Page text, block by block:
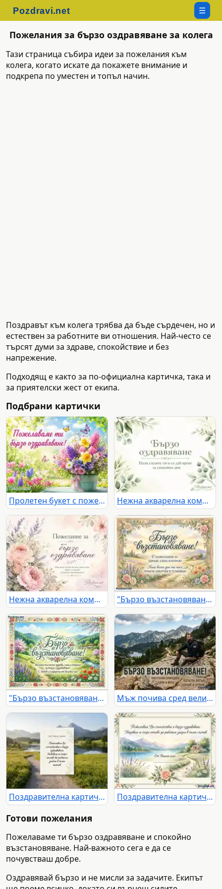
☰
Пожелания за бързо оздравяване за колега
Тази страница събира идеи за пожелания към
колега, когато искате да покажете внимание и
подкрепа по уместен и топъл начин.
Поздравът към колега трябва да бъде сърдечен, но и
естествен за работните ви отношения. Най-често се
търсят думи за здраве, спокойствие и без
напрежение.
Подходящ е както за по-официална картичка, така и
за приятелски жест от екипа.
Подбрани картички
Пролетен букет с пожелание за бързо оздравяване Нежна акварелна композиция с послание „Бързо оздравяване“
Нежна акварелна композиция с цветя и надпис „Пожелание за бързо оздравяване“ "Бързо възстановяване" картичка с акварелен пейзаж, цветя и пожелания за здраве и усмивки.
"Бързо възстановяване" картичка с пролетен пейзаж, български мотиви и цветя. Мъж почива сред величествена планинска панорама с езеро, символизираща бързо възстановяване и сила от природата.
Поздравителна картичка за бързо оздравяване с планински пейзаж и пожелание за колега. Поздравителна картичка с акварелен пейзаж и пожелание за бързо оздравяване от екип.
Готови пожелания
Пожелаваме ти бързо оздравяване и спокойно
възстановяване. Най-важното сега е да се
почувстваш добре.
Оздравявай бързо и не мисли за задачите. Екипът